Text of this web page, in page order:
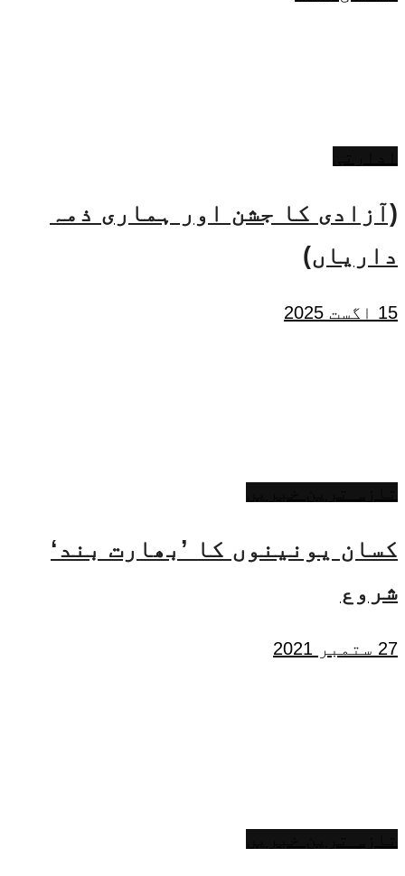
(آزادی کا جشن اور ہماری ذمہ
داریاں)
15 اگست 2025
کسان یونینوں کا ’بھارت بند‘
شروع
27 ستمبر 2021